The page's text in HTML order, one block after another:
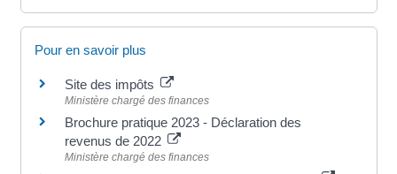
Pour en savoir plus
Site des impôts
Ministère chargé des finances
Brochure pratique 2023 - Déclaration des
revenus de 2022
Ministère chargé des finances